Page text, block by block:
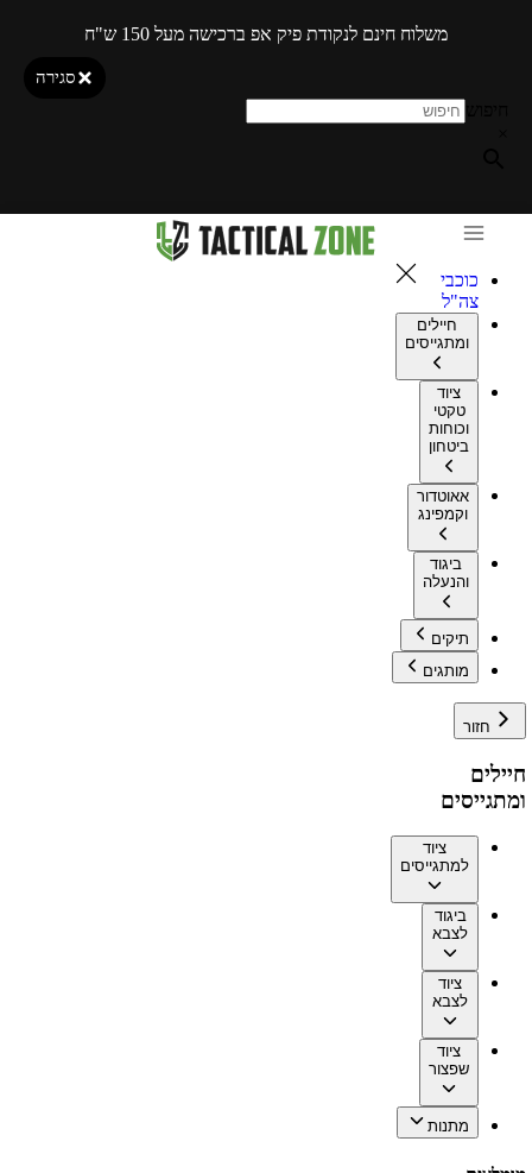
משלוח חינם לנקודת פיק אפ ברכישה מעל 150 ש"ח
סגירה
כוכבי
צה"ל
חיילים
ומתגייסים
ציוד
טקטי
וכוחות
ביטחון
אאוטדור
וקמפינג
ביגוד
והנעלה
תיקים
מותגים
חזור
חיילים
ומתגייסים
ציוד
למתגייסים
ביגוד
לצבא
ציוד
לצבא
ציוד
שפצור
מתנות